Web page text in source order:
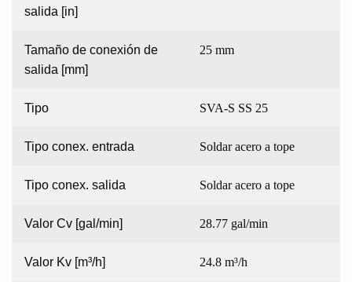
salida [in]
Tamaño de conexión de
salida [mm]
25 mm
Tipo SVA-S SS 25
Tipo conex. entrada Soldar acero a tope
Tipo conex. salida Soldar acero a tope
Valor Cv [gal/min] 28.77 gal/min
Valor Kv [m³/h] 24.8 m³/h